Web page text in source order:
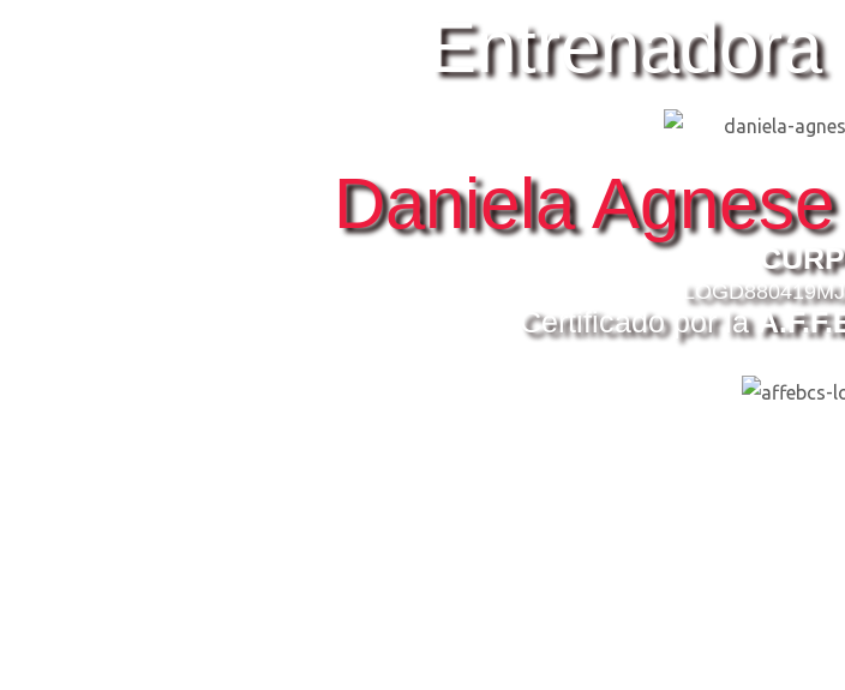
Daniela
Certificado por la